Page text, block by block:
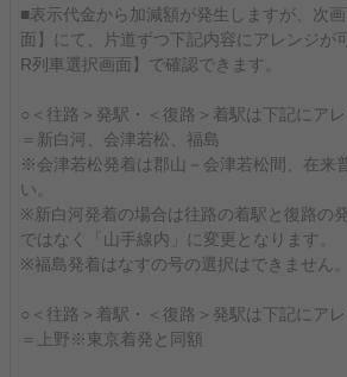
■表示代金から加減額が発生しますが、次
面】にて、片道ずつ下記内容にアレンジが
R列車選択画面】で確認できます。
○＜往路＞発駅・＜復路＞着駅は下記にア
＝新白河、会津若松、福島
※会津若松発着は郡山－会津若松間、在来
い。
※新白河発着の場合は往路の着駅と復路の
ではなく「山手線内」に変更となります。
※福島発着はなすの号の選択はできません。
○＜往路＞着駅・＜復路＞発駅は下記にア
＝上野※東京着発と同額